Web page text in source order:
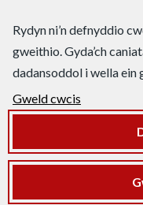
Rydyn ni’n defnyddio
gweithio. Gyda’ch
dadansoddol i wella
Gweld cwcis